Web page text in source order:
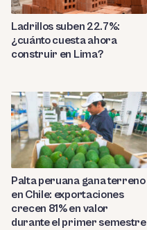
Ladrillos suben 22.7%:
¿cuánto cuesta ahora
construir en Lima?
Palta peruana gana terreno
en Chile: exportaciones
crecen 81% en valor
durante el primer semestre